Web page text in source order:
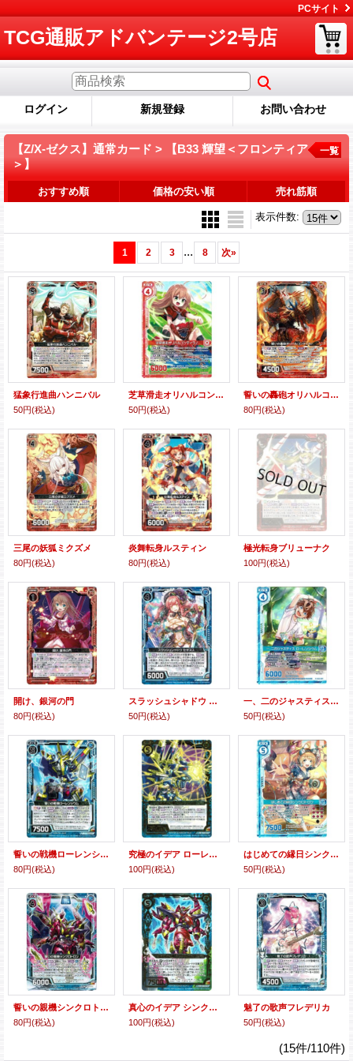
PCサイト
TCG通販アドバンテージ2号店
ログイン 新規登録 お問い合わせ
【Z/X-ゼクス】通常カード > 【B33 輝望＜フロンティア
＞】
一覧
おすすめ順 価格の安い順 売れ筋順
表示件数:
1 2 3 ... 8 次»
猛象行進曲ハンニバル
50円(税込)
芝草滑走オリハルコンティラノ
50円(税込)
誓いの轟砲オリハルコンティラノ
80円(税込)
三尾の妖狐ミクズメ
80円(税込)
炎舞転身ルスティン
80円(税込)
極光転身ブリューナク
100円(税込)
開け、銀河の門
80円(税込)
スラッシュシャドウ セギヌス
50円(税込)
一、二のジャスティス ローレンシウム
50円(税込)
誓いの戦機ローレンシウム
80円(税込)
究極のイデア ローレンシウム
100円(税込)
はじめての縁日シンクロトロン
50円(税込)
誓いの親機シンクロトロン
80円(税込)
真心のイデア シンクロトロン
100円(税込)
魅了の歌声フレデリカ
50円(税込)
(15件/110件)